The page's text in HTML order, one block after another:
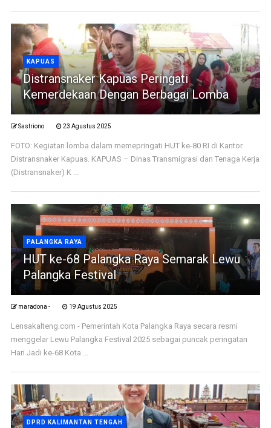
KAPUAS
Distransnaker Kapuas Peringati
Kemerdekaan Dengan Berbagai Lomba
Sastriono 23 Agustus 2025
FOTO: Kegiatan lomba dalam memepringati HUT ke-80 RI di Kantor
Distransnaker Kapuas. KAPUAS – Dinas Transmigrasi dan Tenaga Kerja
(Distransnaker) K ...
PALANGKA RAYA
HUT ke-68 Palangka Raya Semarak Lewu
Palangka Festival
maradona - 19 Agustus 2025
Lensakalteng.com - Pemerintah Kota Palangka Raya secara resmi
menggelar Lewu Palangka Festival 2025 sebagai puncak peringatan
Hari Jadi ke-68 Kota ...
DPRD KALIMANTAN TENGAH